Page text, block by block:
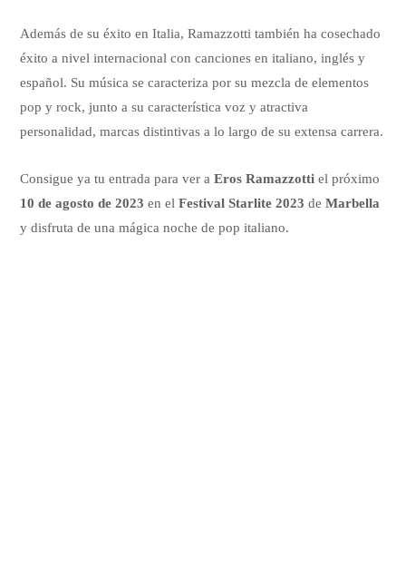
Además de su éxito en Italia, Ramazzotti también ha cosechado
éxito a nivel internacional con canciones en italiano, inglés y
español. Su música se caracteriza por su mezcla de elementos
pop y rock, junto a su característica voz y atractiva
personalidad, marcas distintivas a lo largo de su extensa carrera.
Consigue ya tu entrada para ver aEros Ramazzotti el próximo
10 de agosto de 2023 en elFestival Starlite 2023 deMarbella
y disfruta de una mágica noche de pop italiano.